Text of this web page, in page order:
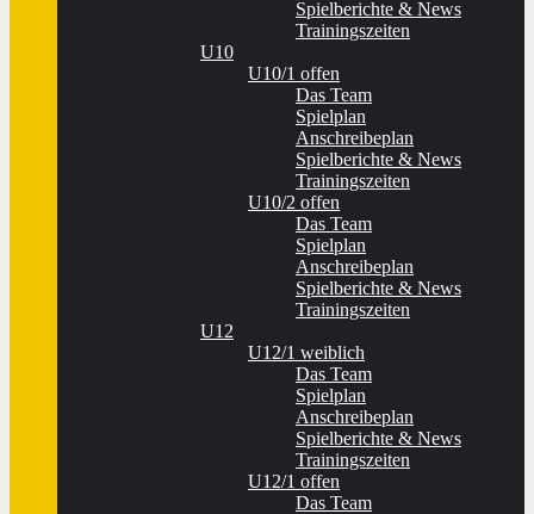
Spielberichte & News
Trainingszeiten
U10
U10/1 offen
Das Team
Spielplan
Anschreibeplan
Spielberichte & News
Trainingszeiten
U10/2 offen
Das Team
Spielplan
Anschreibeplan
Spielberichte & News
Trainingszeiten
U12
U12/1 weiblich
Das Team
Spielplan
Anschreibeplan
Spielberichte & News
Trainingszeiten
U12/1 offen
Das Team